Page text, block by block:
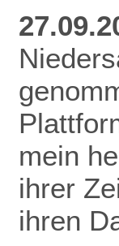
mein
ihrer
ihren